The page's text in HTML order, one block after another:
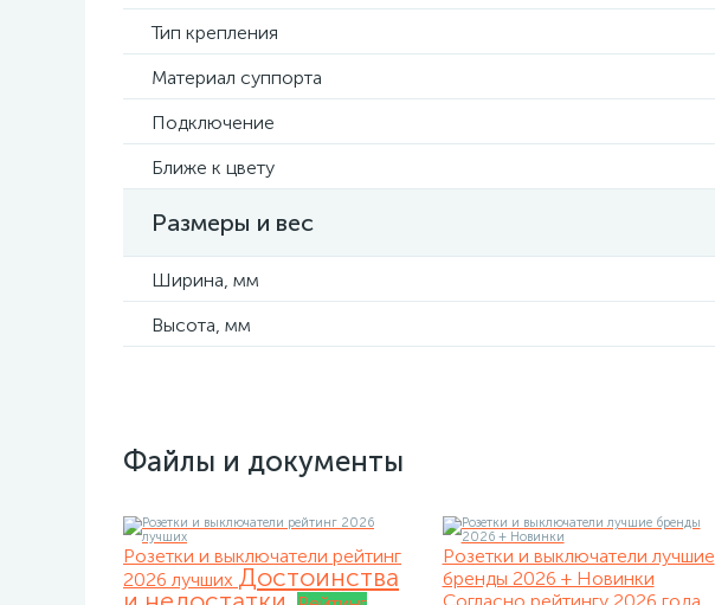
Тип крепления
Материал суппорта
Подключение
Ближе к цвету
Размеры и вес
Ширина, мм
Высота, мм
Файлы и документы
Розетки и выключатели рейтинг
2026 лучших Достоинства
Розетки и выключатели лучшие
бренды 2026 + Новинки